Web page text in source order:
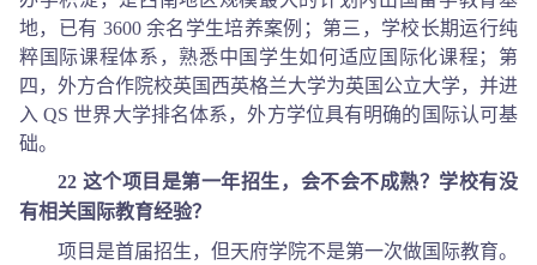
地，已有 3600 余名学生培养案例；第三，学校长期运行纯
粹国际课程体系，熟悉中国学生如何适应国际化课程；第
四，外方合作院校英国西英格兰大学为英国公立大学，并进
入 QS 世界大学排名体系，外方学位具有明确的国际认可基
础。
22 这个项目是第一年招生，会不会不成熟？学校有没
有相关国际教育经验？
项目是首届招生，但天府学院不是第一次做国际教育。